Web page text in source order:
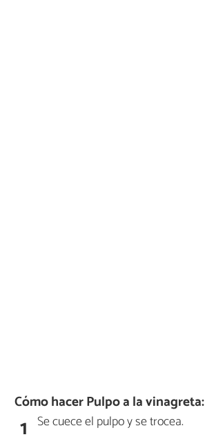
Cómo hacer Pulpo a la vinagreta:
1 Se cuece el pulpo y se trocea.